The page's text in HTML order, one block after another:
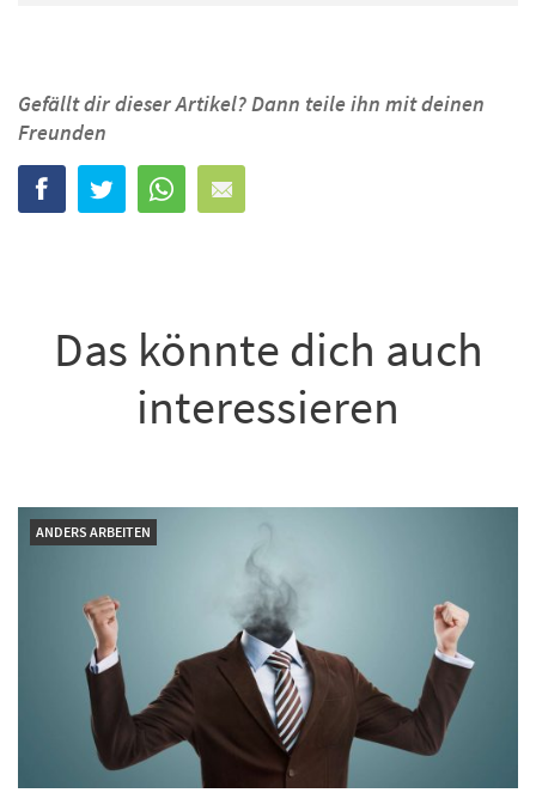
Gefällt dir dieser Artikel? Dann teile ihn mit deinen
Freunden
Das könnte dich auch
interessieren
ANDERS ARBEITEN